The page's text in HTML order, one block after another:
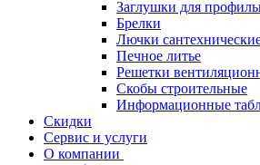
Заглушки для
Брелки
Лючки
Печное литье
Решетки
Скобы строительные
Информационные
Скидки
Сервис и услуги
О компании